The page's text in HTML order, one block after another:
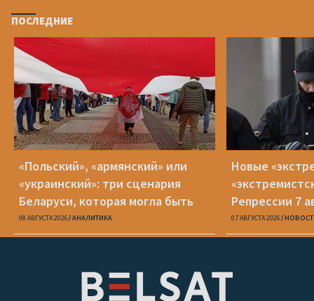
ПОСЛЕДНИЕ
«Польский», «армянский» или
«украинский»: три сценария
Беларуси, которая могла быть
08 АВГУСТА 2026 АНАЛИТИКА
Новые
Репрессии 7
07 АВГУСТА 2026